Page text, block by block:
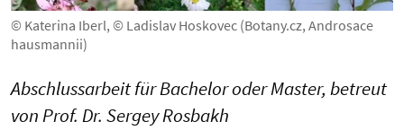
© Katerina Iberl, © Ladislav Hoskovec (Botany.cz, Androsace
hausmannii)
Abschlussarbeit für Bachelor oder Master, betreut
von Prof. Dr. Sergey Rosbakh